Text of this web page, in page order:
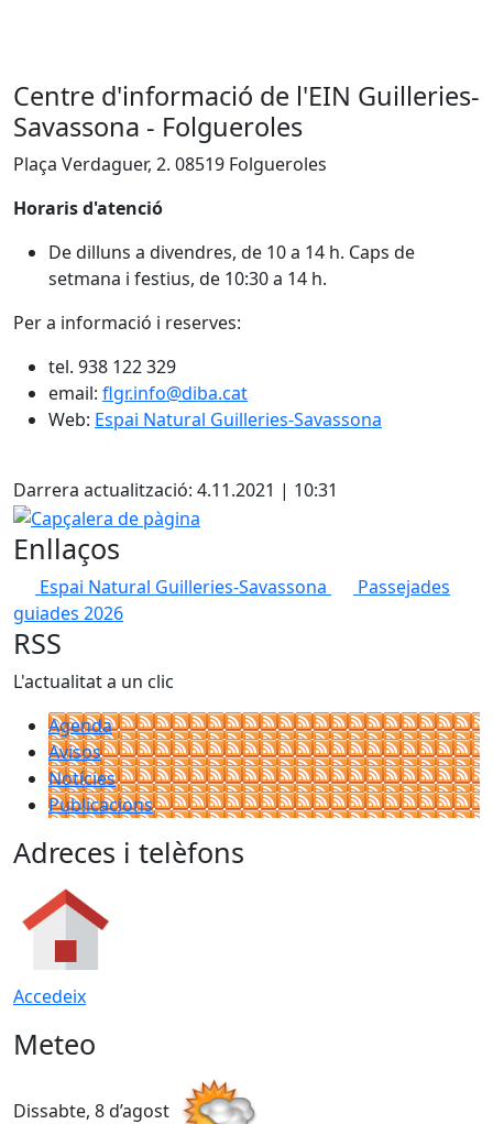
Centre d'informació de l'EIN Guilleries-
Savassona - Folgueroles
Plaça Verdaguer, 2. 08519 Folgueroles
Horaris d'atenció
De dilluns a divendres, de 10 a 14 h. Caps de
setmana i festius, de 10:30 a 14 h.
Per a informació i reserves:
tel. 938 122 329
email: flgr.info@diba.cat
Web: Espai Natural Guilleries-Savassona
Darrera actualització: 4.11.2021 | 10:31
Capçalera de pàgina
Enllaços
Espai Natural Guilleries-Savassona
Passejades
guiades 2026
RSS
L'actualitat a un clic
Agenda
Avisos
Notícies
Publicacions
Adreces i telèfons
Accedeix
Meteo
Dissabte, 8 d’agost